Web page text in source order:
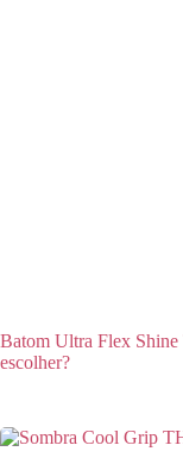
Batom Ultra Flex
escolher?